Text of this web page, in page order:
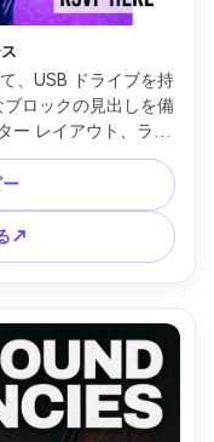
、USB ドライブを持
ロックの見出しを備
ー レイアウト、ライ
キスト、エッジの周
落書き、クリアな空
トが付いたジム ステ
カラー バックライ
かに広いフレーム、
質感、シャープな焦
ザイン、透かしなし -
↗